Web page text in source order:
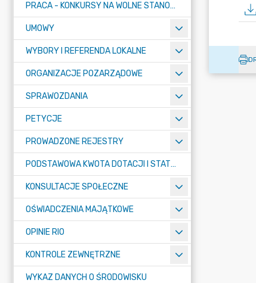
PRACA - KONKURSY NA WOLNE STANOWISKA
UMOWY
WYBORY I REFERENDA LOKALNE
ORGANIZACJE POZARZĄDOWE
SPRAWOZDANIA
PETYCJE
PROWADZONE REJESTRY
PODSTAWOWA KWOTA DOTACJI I STATYSTYCZNA LICZBA UCZNIÓW
KONSULTACJE SPOŁECZNE
OŚWIADCZENIA MAJĄTKOWE
OPINIE RIO
KONTROLE ZEWNĘTRZNE
WYKAZ DANYCH O ŚRODOWISKU